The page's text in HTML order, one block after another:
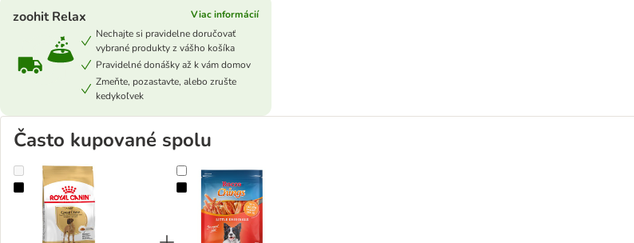
zoohit Relax
Viac informácií
Nechajte si pravidelne doručovať
vybrané produkty z vášho košíka
Pravidelné donášky až k vám domov
Zmeňte, pozastavte, alebo zrušte
kedykoľvek
Často kupované spolu
Dvojbalenie Royal Canin 2 x veľké balenieRocco Chings maškrty zo sušeného mäsa